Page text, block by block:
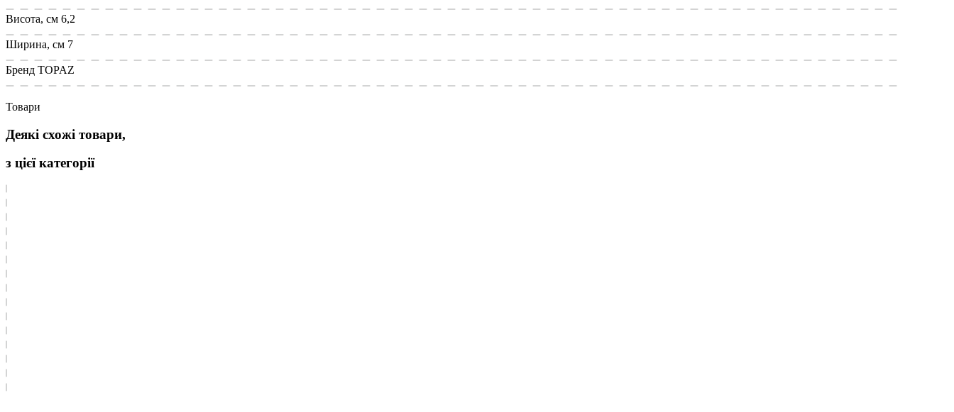
Висота, см 6,2
Ширина, см 7
Бренд TOPAZ
Товари
Деякі схожі товари,
з цієї категорії